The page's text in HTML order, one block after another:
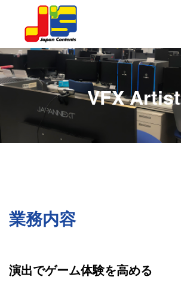
VFX Artist
業務内容
演出でゲーム体験を高める